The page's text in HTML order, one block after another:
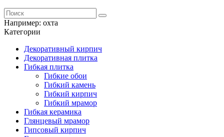
Например: охта
Категории
Декоративный кирпич
Декоративная плитка
Гибкая плитка
Гибкие обои
Гибкий камень
Гибкий кирпич
Гибкий мрамор
Гибкая керамика
Глянцевый мрамор
Гипсовый кирпич